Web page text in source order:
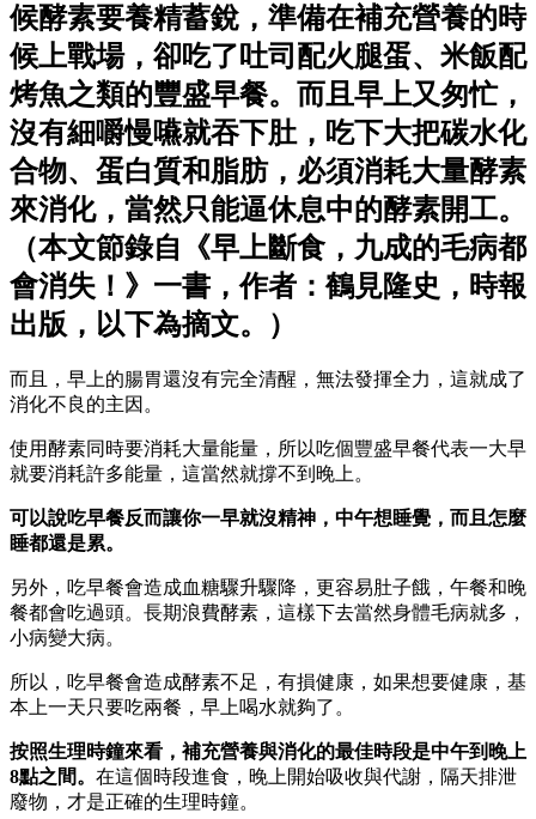
候酵素要養精蓄銳，準備在補充營養的時
候上戰場，卻吃了吐司配火腿蛋、米飯配
烤魚之類的豐盛早餐。而且早上又匆忙，
沒有細嚼慢嚥就吞下肚，吃下大把碳水化
合物、蛋白質和脂肪，必須消耗大量酵素
來消化，當然只能逼休息中的酵素開工。
（本文節錄自《早上斷食，九成的毛病都
會消失！》一書，作者：鶴見隆史，時報
出版，以下為摘文。）
而且，早上的腸胃還沒有完全清醒，無法發揮全力，這就成了
消化不良的主因。
使用酵素同時要消耗大量能量，所以吃個豐盛早餐代表一大早
就要消耗許多能量，這當然就撐不到晚上。
可以說吃早餐反而讓你一早就沒精神，中午想睡覺，而且怎麼
睡都還是累。
另外，吃早餐會造成血糖驟升驟降，更容易肚子餓，午餐和晚
餐都會吃過頭。長期浪費酵素，這樣下去當然身體毛病就多，
小病變大病。
所以，吃早餐會造成酵素不足，有損健康，如果想要健康，基
本上一天只要吃兩餐，早上喝水就夠了。
按照生理時鐘來看，補充營養與消化的最佳時段是中午到晚上
8點之間。 在這個時段進食，晚上開始吸收與代謝，隔天排泄
廢物，才是正確的生理時鐘。